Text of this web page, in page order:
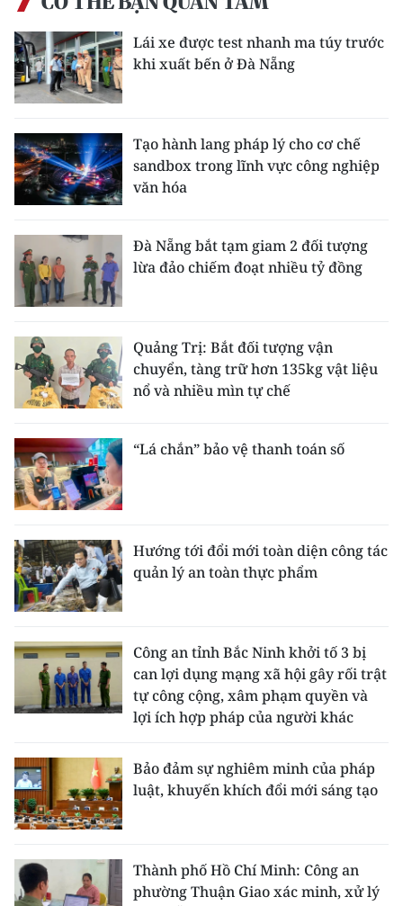
Lái xe được test nhanh ma túy trước
khi xuất bến ở Đà Nẵng
Tạo hành lang pháp lý cho cơ chế
sandbox trong lĩnh vực công nghiệp
văn hóa
Đà Nẵng bắt tạm giam 2 đối tượng
lừa đảo chiếm đoạt nhiều tỷ đồng
Quảng Trị: Bắt đối tượng vận
chuyển, tàng trữ hơn 135kg vật liệu
nổ và nhiều mìn tự chế
“Lá chắn” bảo vệ thanh toán số
Hướng tới đổi mới toàn diện công tác
quản lý an toàn thực phẩm
Công an tỉnh Bắc Ninh khởi tố 3 bị
can lợi dụng mạng xã hội gây rối trật
tự công cộng, xâm phạm quyền và
lợi ích hợp pháp của người khác
Bảo đảm sự nghiêm minh của pháp
luật, khuyến khích đổi mới sáng tạo
Thành phố Hồ Chí Minh: Công an
phường Thuận Giao xác minh, xử lý